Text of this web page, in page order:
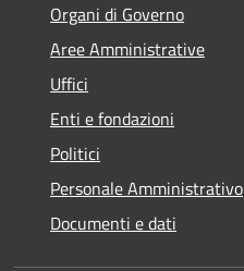
Organi di Governo
Aree Amministrative
Uffici
Enti e fondazioni
Politici
Personale Amministrativo
Documenti e dati